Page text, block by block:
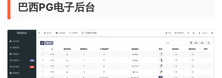
巴西PG电子后台